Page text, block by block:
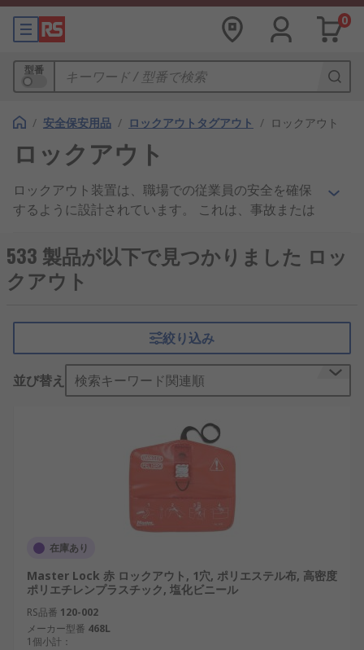
0
型番
/ 安全保安用品 / ロックアウトタグアウト / ロックアウト
ロックアウト
ロックアウト装置は、職場での従業員の安全を確保
するように設計されています。 これは、事故または
電気技術者は、重要なメンテナンスや修理作業を行
う前に、すべての機器を安全に絶縁してロックオフ
できることを知っておく必要があります。
機械が正常にシャットダウンされ、すべての一次お
よび二次エネルギー源が切断された場合、 安全ロッ
クアウト装置を取り付けることができます。 この手
順は、経験のある担当者のみが実行してください。
ロックアウト装置には、さまざまな種類がありま
す。 次などは最も人気のあるものの一部です。
ゲートバルブロックアウト
これはメンテナンス作業中のバルブのロックアウト
ドルに取り付けて、取り付けポイントに南京錠で固
定します。
ボールバルブロックアウト
533 製品が以下で見つかりました ロッ
クアウト
絞り込み
並び替え 検索キーワード関連順
在庫あり
Master Lock 赤 ロックアウト, 1穴, ポリエステル布, 高密度
ポリエチレンプラスチック, 塩化ビニール
RS品番 120-002
メーカー型番 468L
1個小計：